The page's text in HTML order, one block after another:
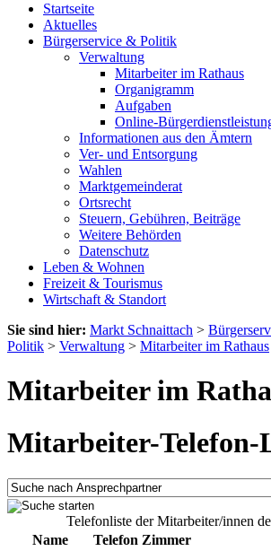
Startseite
Aktuelles
Bürgerservice & Politik
Verwaltung
Mitarbeiter im Rathaus
Organigramm
Aufgaben
Online-
Informationen aus den Ämtern
Ver- und Entsorgung
Wahlen
Marktgemeinderat
Ortsrecht
Steuern, Gebühren, Beiträge
Weitere Behörden
Datenschutz
Leben & Wohnen
Freizeit & Tourismus
Wirtschaft & Standort
Sie sind hier: Markt Schnaittach >
Politik > Verwaltung > Mitarbeiter im Rathaus
Mitarbeiter im
Mitarbeiter-Telefon-
Telefonliste der Mitarbeiter/innen
Name
Telefon Zimmer